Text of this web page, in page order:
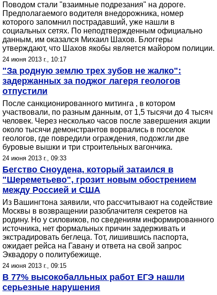
Поводом стали "взаимные подрезания" на дороге.
Предполагаемого водителя внедорожника, номер
которого запомнил пострадавший, уже нашли в
социальных сетях. По неподтвержденным официально
данным, им оказался Михаил Шахов. Блоггеры
утверждают, что Шахов якобы является майором полиции.
24 июня 2013 г., 10:17
"За родную землю трех зубов не жалко":
задержанных за поджог лагеря геологов
отпустили
После санкционированного митинга , в котором
участвовали, по разным данным, от 1,5 тысячи до 4 тысяч
человек. Через несколько часов после завершения акции
около тысячи демонстрантов ворвались в поселок
геологов, где повредили ограждения, подожгли две
буровые вышки и три строительных вагончика.
24 июня 2013 г., 09:33
Бегство Сноудена, который затаился в
"Шереметьево", грозит новым обострением
между Россией и США
Из Вашингтона заявили, что рассчитывают на содействие
Москвы в возвращении разоблачителя секретов на
родину. Но у силовиков, по сведениям информированного
источника, нет формальных причин задерживать и
экстрадировать беглеца. Тот, лишившись паспорта,
ожидает рейса на Гавану и ответа на свой запрос
Эквадору о политубежище.
24 июня 2013 г., 09:15
В 77% высокобалльных работ ЕГЭ нашли
серьезные нарушения